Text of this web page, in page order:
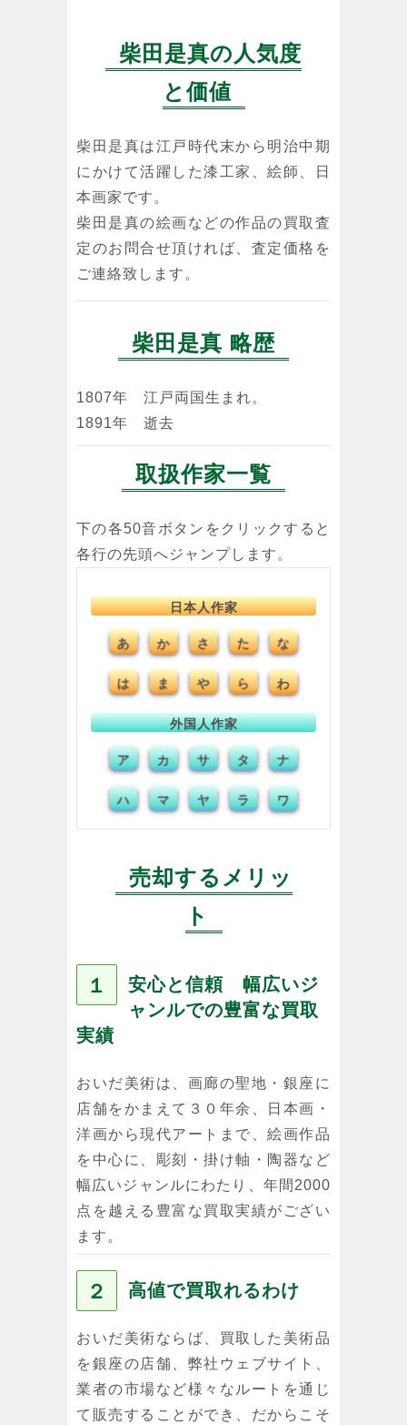
柴田是真の人気度
と価値
柴田是真は江戸時代末から明治中期
にかけて活躍した漆工家、絵師、日
本画家です。
柴田是真の絵画などの作品の買取査
定のお問合せ頂ければ、査定価格を
ご連絡致します。
柴田是真 略歴
1807年 江戸両国生まれ。
1891年 逝去
取扱作家一覧
下の各50音ボタンをクリックすると
各行の先頭へジャンプします。
日本人作家
あ か さ た な
は ま や ら わ
外国人作家
ア カ サ タ ナ
ハ マ ヤ ラ ワ
売却するメリッ
ト
１
安心と信頼 幅広いジ
ャンルでの豊富な買取
実績
おいだ美術は、画廊の聖地・銀座に
店舗をかまえて３０年余、日本画・
洋画から現代アートまで、絵画作品
を中心に、彫刻・掛け軸・陶器など
幅広いジャンルにわたり、年間2000
点を越える豊富な買取実績がござい
ます。
２ 高値で買取れるわけ
おいだ美術ならば、買取した美術品
を銀座の店舗、弊社ウェブサイト、
業者の市場など様々なルートを通じ
て販売することができ、だからこそ